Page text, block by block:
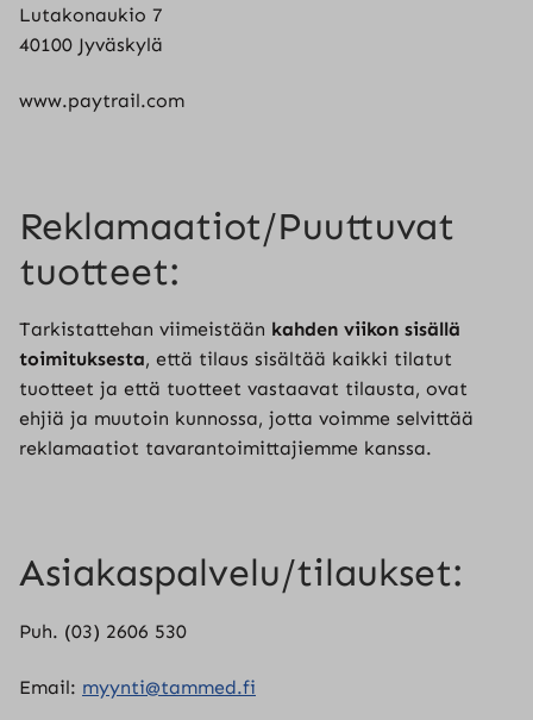
Lutakonaukio 7
40100 Jyväskylä
www.paytrail.com
Reklamaatiot/Puuttuvat
tuotteet:
Tarkistattehan viimeistään kahden viikon sisällä
toimituksesta, että tilaus sisältää kaikki tilatut
tuotteet ja että tuotteet vastaavat tilausta, ovat
ehjiä ja muutoin kunnossa, jotta voimme selvittää
reklamaatiot tavarantoimittajiemme kanssa.
Asiakaspalvelu/tilaukset:
Puh. (03) 2606 530
Email: myynti@tammed.fi